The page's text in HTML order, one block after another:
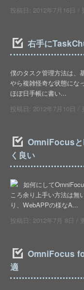
投稿日: 2012年7月16日 /
右手に
僕のタスク管理方法は、
やら複雑怪奇な状態にな
ほぼ日手帳に書い...
投稿日: 2012年7月10日 /
OmniFocus
く良い
如何にして
ころ余り上手い方法は無
り、WebAPPの様なA...
投稿日: 2012年7月 8日 /
OmniFocus
適